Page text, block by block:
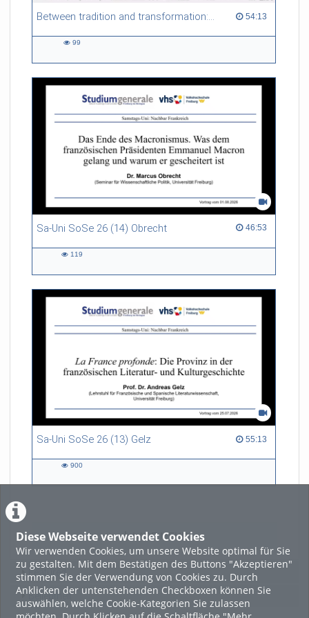
Diese Webseite verwendet Cookies
Wir verwenden Cookies, um unsere Website optimal für Sie
zu gestalten. Mit dem Bestätigen des Buttons "Akzeptieren"
stimmen Sie der Verwendung von Cookies zu. Durch
Anklicken der untenstehenden Checkboxen können Sie
auswählen, welche Cookie-Kategorien Sie zulassen
Between tradition and transformation: how owners, advisers and institutions co-create knowledge for resilient forests in Europe 54:13
54:13 duration
99
Sa-Uni SoSe 26 (14) Obrecht 46:53
46:53 duration
119
Sa-Uni SoSe 26 (13) Gelz 55:13
55:13 duration
900
LADE MEHR
Featured
Beliebtheit